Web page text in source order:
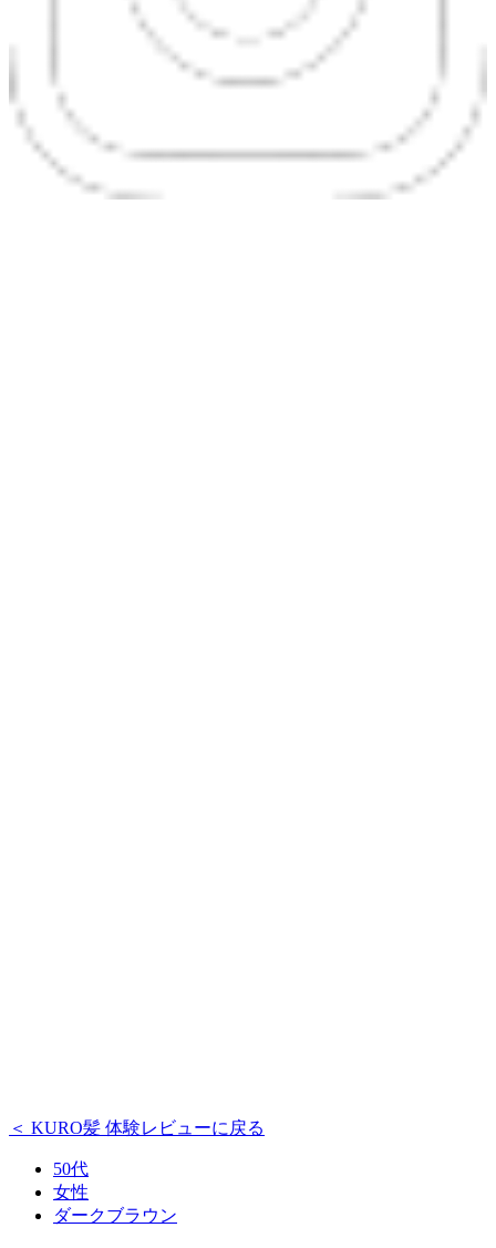
＜ KURO髪 体験レビューに戻る
50代
女性
ダークブラウン